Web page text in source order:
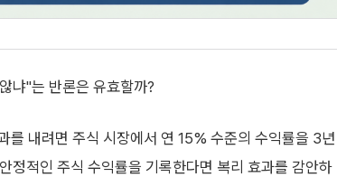
냐"는 반론은 유효할까?
를 내려면 주식 시장에서 연 15% 수준의 수익률을 3년
정적인 주식 수익률을 기록한다면 복리 효과를 감안하